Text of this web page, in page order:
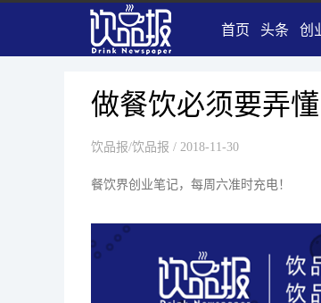
首页 头条 创
做餐饮必须要弄
饮品报/饮品报 / 2018-11-30
餐饮界创业笔记，每周六准时充电！